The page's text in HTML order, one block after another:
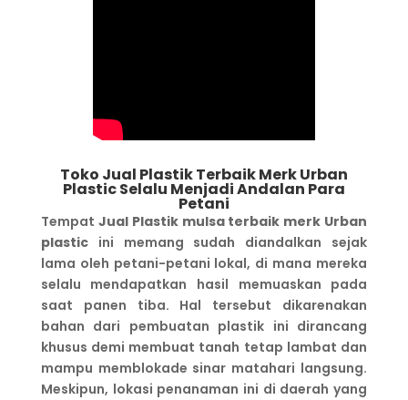
Toko Jual Plastik Terbaik Merk Urban
Plastic Selalu Menjadi Andalan Para
Petani
Tempat Jual Plastik mulsa terbaik merk Urban
plasticini memang sudah diandalkan sejak
lama oleh petani-petani lokal, di mana mereka
selalu mendapatkan hasil memuaskan pada
saat panen tiba. Hal tersebut dikarenakan
bahan dari pembuatan plastik ini dirancang
khusus demi membuat tanah tetap lambat dan
mampu memblokade sinar matahari langsung.
Meskipun, lokasi penanaman ini di daerah yang